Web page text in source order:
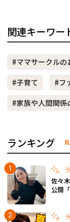
関連キーワー
#ママサークルの
#子育て
#フ
#家族や人間関係
ランキング
佐々
公開